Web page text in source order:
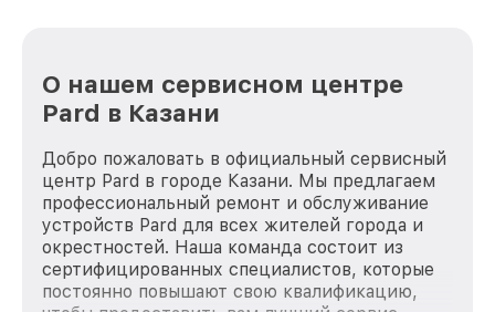
О нашем сервисном центре
Pard в Казани
Добро пожаловать в официальный сервисный
центр Pard в городе Казани. Мы предлагаем
профессиональный ремонт и обслуживание
устройств Pard для всех жителей города и
окрестностей. Наша команда состоит из
сертифицированных специалистов, которые
постоянно повышают свою квалификацию,